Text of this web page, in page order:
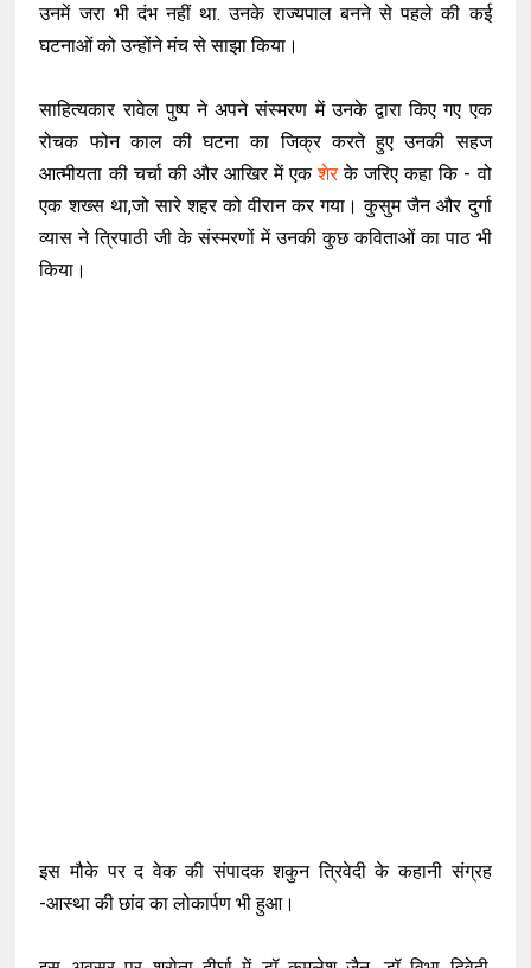
उनमें जरा भी दंभ नहीं था. उनके राज्यपाल बनने से पहले की कई
घटनाओं को उन्होंने मंच से साझा किया।
साहित्यकार रावेल पुष्प ने अपने संस्मरण में उनके द्वारा किए गए एक
रोचक फोन काल की घटना का जिक्र करते हुए उनकी सहज
आत्मीयता की चर्चा की और आखिर में एकशेरके जरिए कहा कि - वो
एक शख्स था,जो सारे शहर को वीरान कर गया। कुसुम जैन और दुर्गा
व्यास ने त्रिपाठी जी के संस्मरणों में उनकी कुछ कविताओं का पाठ भी
किया।
इस मौके पर द वेक की संपादक शकुन त्रिवेदी के कहानी संग्रह
-आस्था की छांव का लोकार्पण भी हुआ।